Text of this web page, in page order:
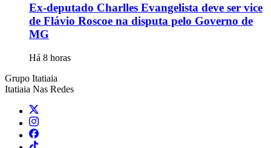
Ex-deputado Charlles Evangelista deve ser vice
de Flávio Roscoe na disputa pelo Governo de
MG
Há 8 horas
Grupo Itatiaia
Itatiaia Nas Redes